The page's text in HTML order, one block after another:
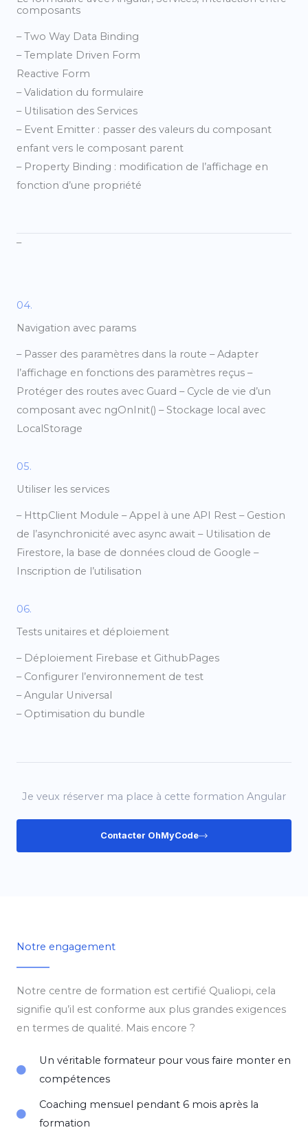
composants
– Two Way Data Binding
– Template Driven Form
Reactive Form
– Validation du formulaire
– Utilisation des Services
– Event Emitter : passer des valeurs du composant
enfant vers le composant parent
– Property Binding : modification de l’affichage en
fonction d’une propriété
–
04.
Navigation avec params
– Passer des paramètres dans la route – Adapter
l’affichage en fonctions des paramètres reçus –
Protéger des routes avec Guard – Cycle de vie d’un
composant avec ngOnInit() – Stockage local avec
LocalStorage
05.
Utiliser les services
– HttpClient Module – Appel à une API Rest – Gestion
de l’asynchronicité avec async await – Utilisation de
Firestore, la base de données cloud de Google –
Inscription de l’utilisation
06.
Tests unitaires et déploiement
– Déploiement Firebase et GithubPages
– Configurer l’environnement de test
– Angular Universal
– Optimisation du bundle
Je veux réserver ma place à cette formation Angular
Contacter OhMyCode
Notre engagement
Notre centre de formation est certifié Qualiopi, cela
signifie qu’il est conforme aux plus grandes exigences
en termes de qualité. Mais encore ?
Un véritable formateur pour vous faire monter en
compétences
Coaching mensuel pendant 6 mois après la
formation